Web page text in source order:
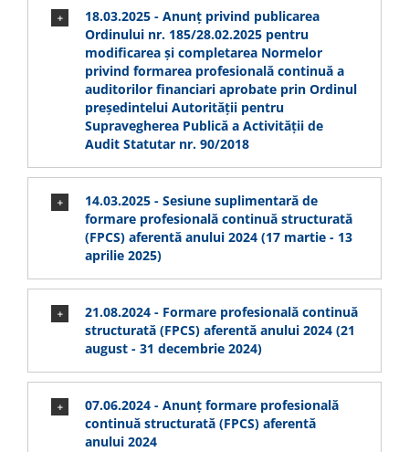
18.03.2025 - Anunț privind publicarea
Ordinului nr. 185/28.02.2025 pentru
modificarea și completarea Normelor
privind formarea profesională continuă a
auditorilor financiari aprobate prin Ordinul
președintelui Autorității pentru
Supravegherea Publică a Activității de
Audit Statutar nr. 90/2018
14.03.2025 - Sesiune suplimentară de
formare profesională continuă structurată
(FPCS) aferentă anului 2024 (17 martie - 13
aprilie 2025)
21.08.2024 - Formare profesională continuă
structurată (FPCS) aferentă anului 2024 (21
august - 31 decembrie 2024)
07.06.2024 - Anunț formare profesională
continuă structurată (FPCS) aferentă
anului 2024